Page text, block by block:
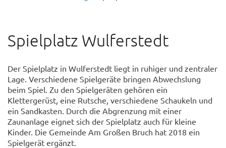
Spielplatz Wulferstedt
Der Spielplatz in Wulferstedt liegt in ruhiger und zentraler
Lage. Verschiedene Spielgeräte bringen Abwechslung
beim Spiel. Zu den Spielgeräten gehören ein
Klettergerüst, eine Rutsche, verschiedene Schaukeln und
ein Sandkasten. Durch die Abgrenzung mit einer
Zaunanlage eignet sich der Spielplatz auch für kleine
Kinder. Die Gemeinde Am Großen Bruch hat 2018 ein
Spielgerät ergänzt.